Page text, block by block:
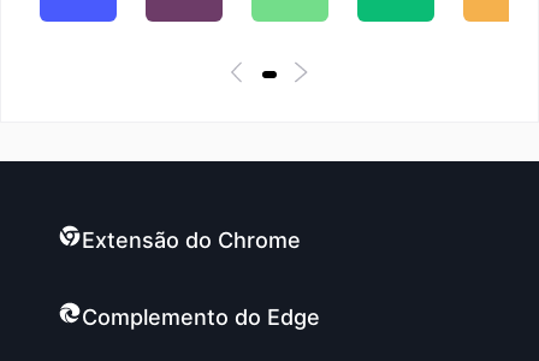
Extensão do Chrome
Complemento do Edge